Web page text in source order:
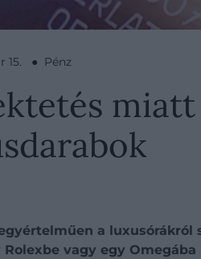
15. ● Pénz
a luxusórákról
vagy egy